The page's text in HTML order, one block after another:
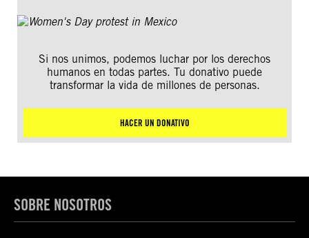
Si nos unimos, podemos luchar por los derechos
humanos en todas partes. Tu donativo puede
transformar la vida de millones de personas.
HACER UN DONATIVO
SOBRE NOSOTROS